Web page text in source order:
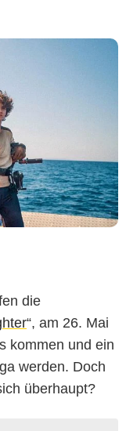
die
“, am 26. Mai
kommen und ein
werden. Doch
überhaupt?